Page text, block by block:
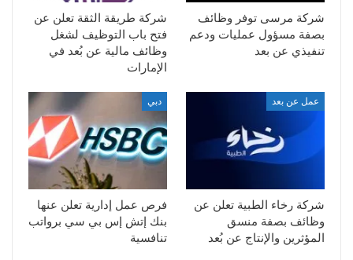
شركة مرسى توفر وظائف
بصفة مسؤول عمليات ودعم
تنفيذي عن بعد
شركة طريقة الثقة تعلن عن
فتح باب التوظيف لشغل
وظائف مالية عن بُعد في
الإمارات
عمل عن بعد
شركة رخاء الطبية تعلن عن
وظائف بصفة منسق
المؤثرين والإنتاج عن بُعد
دبي
فرص عمل إدارية تعلن عنها
بنك إتش إس بي سي برواتب
تنافسية